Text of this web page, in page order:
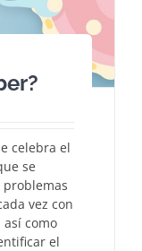
celebra el
se
problemas
vez con
como
el